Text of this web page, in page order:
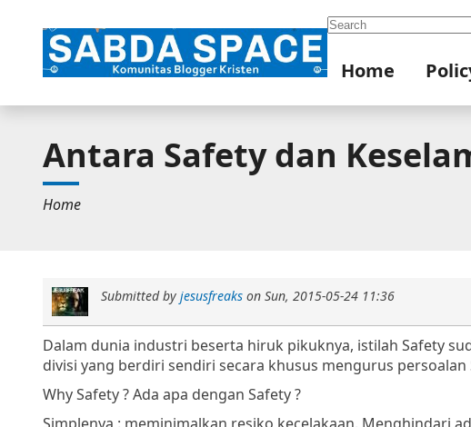
Search
Home
Antara Safety dan
Home
Submitted by jesusfreaks on Sun, 2015-05-24 11:36
Dalam dunia industri beserta hiruk pikuknya, istilah Safety
divisi yang berdiri sendiri secara khusus mengurus persoalan
Why Safety ? Ada apa dengan Safety ?